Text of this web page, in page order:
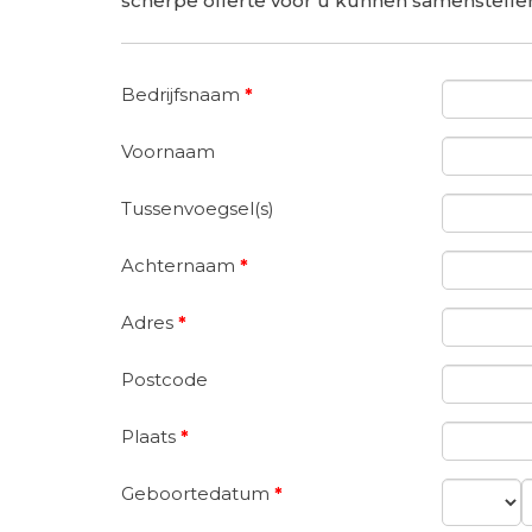
Bedrijfsnaam *
Voornaam
Tussenvoegsel(s)
Achternaam *
Adres *
Postcode
Plaats *
Geboortedatum *